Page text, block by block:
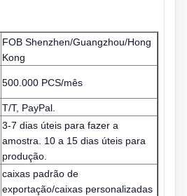
FOB Shenzhen/Guangzhou/Hong
Kong
500.000 PCS/mês
T/T, PayPal.
3-7 dias úteis para fazer a
amostra. 10 a 15 dias úteis para
produção.
caixas padrão de
exportação/caixas personalizadas